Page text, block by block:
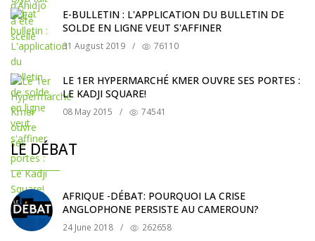
E-BULLETIN : L'APPLICATION DU BULLETIN DE
SOLDE EN LIGNE VEUT S'AFFINER
31 August 2019 / 76110
LE 1ER HYPERMARCHÉ KMER OUVRE SES PORTES :
LE KADJI SQUARE!
08 May 2015 / 74541
LE DÉBAT
AFRIQUE -DÉBAT: POURQUOI LA CRISE
ANGLOPHONE PERSISTE AU CAMEROUN?
24 June 2018 / 262658